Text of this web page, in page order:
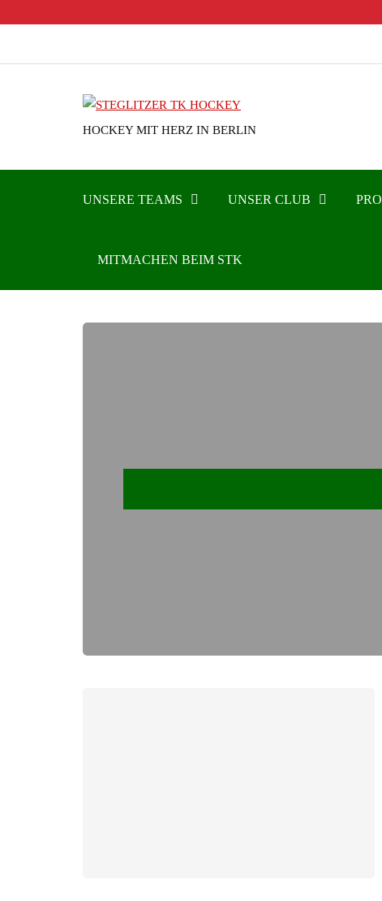
HOCKEY MIT HERZ IN BERLIN
UNSERE TEAMS UNSER CLUB
MITMACHEN BEIM STK